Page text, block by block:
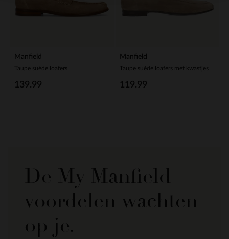
Manfield
Taupe suède loafers
139.99
Manfield
Taupe suède loafers met kwastjes
119.99
De My Manfield
voordelen wachten
op je.